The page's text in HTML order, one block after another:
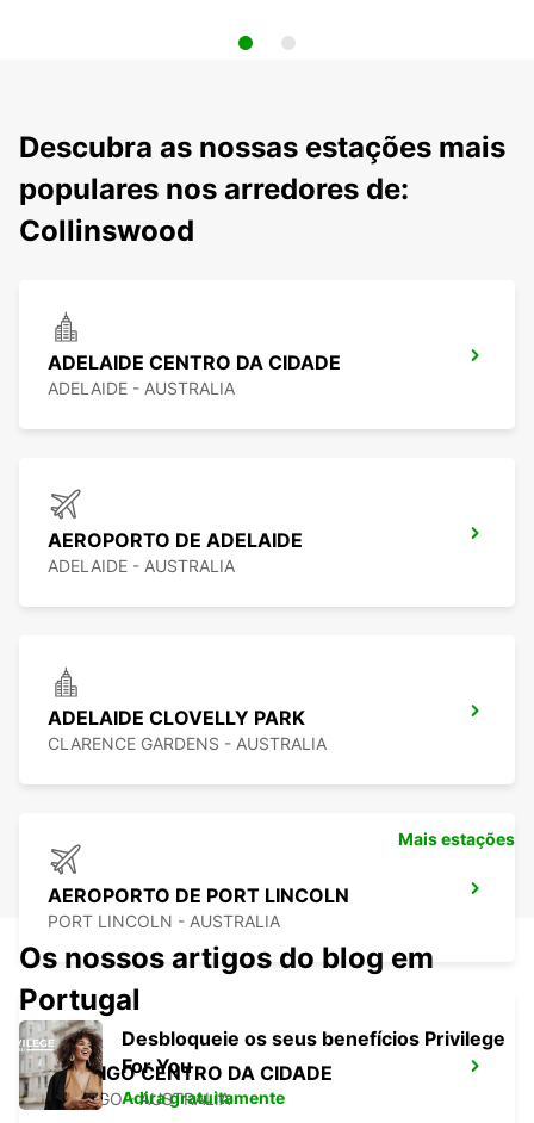
Descubra as nossas estações mais
populares nos arredores de:
Collinswood
ADELAIDE CENTRO DA CIDADE
ADELAIDE - AUSTRALIA
AEROPORTO DE ADELAIDE
ADELAIDE - AUSTRALIA
ADELAIDE CLOVELLY PARK
CLARENCE GARDENS - AUSTRALIA
AEROPORTO DE PORT LINCOLN
PORT LINCOLN - AUSTRALIA
BENDIGO CENTRO DA CIDADE
BENDIGO - AUSTRALIA
Mais estações
Os nossos artigos do blog em
Portugal
Desbloqueie os seus benefícios Privilege
For You
Adira gratuitamente